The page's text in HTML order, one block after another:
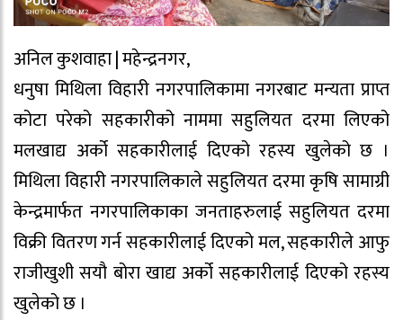
अनिल कुशवाहा | महेन्द्रनगर,
धनुषा मिथिला विहारी नगरपालिकामा नगरबाट मन्यता प्राप्त
कोटा परेको सहकारीको नाममा सहुलियत दरमा लिएको
मलखाद्य अर्को सहकारीलाई दिएको रहस्य खुलेको छ ।
मिथिला विहारी नगरपालिकाले सहुलियत दरमा कृषि सामाग्री
केन्द्रमार्फत नगरपालिकाका जनताहरुलाई सहुलियत दरमा
विक्री वितरण गर्न सहकारीलाई दिएको मल, सहकारीले आफु
राजीखुशी सयौ बोरा खाद्य अर्को सहकारीलाई दिएको रहस्य
खुलेको छ ।